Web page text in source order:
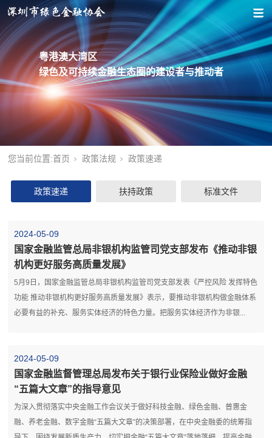
粤港澳大湾区
绿色及可持续金融生态圈的建设者与推动者
您当前位置:首页 政策法规 政策速递
政策速递 扶持政策 标准文件
2024-05-09
国家金融监管总局非银机构监管司党支部发布《推动非银
机构更好服务高质量发展》
5月9日，国家金融监管总局非银机构监管司党支部发表《严控风险 发挥特色
功能 推动非银机构更好服务高质量发展》表示，要推动非银机构做金融体系
必要有益的补充、服务实体经济的特色力量。把服务实体经济作为非银...
2024-05-09
国家金融监督管理总局发布关于银行业保险业做好金融
“五篇大文章”的指导意见
为深入贯彻落实中央金融工作会议关于做好科技金融、绿色金融、普惠金
融、养老金融、数字金融“五篇大文章”的决策部署，在中央金融委的统筹指